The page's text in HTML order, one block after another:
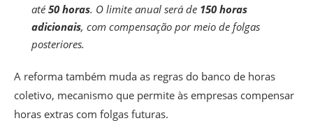
até50 horas. O limite anual será de 150 horas
adicionais, com compensação por meio de folgas
posteriores.
A reforma também muda as regras do banco de horas
coletivo, mecanismo que permite às empresas compensar
horas extras com folgas futuras.